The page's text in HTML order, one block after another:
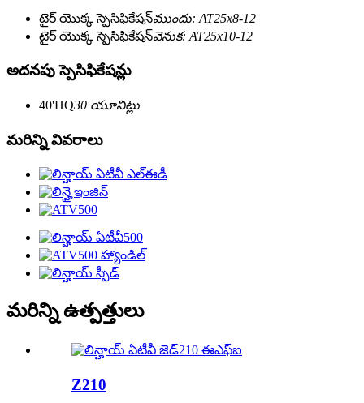
టైర్ యొక్క స్పెసిఫికేషన్ముందు: AT25x8-12
టైర్ యొక్క స్పెసిఫికేషన్వెనుక: AT25x10-12
అదనపు స్పెసిఫికేషన్లు
40'HQ30 యూనిట్లు
మరిన్ని వివరాలు
మరిన్ని ఉత్పత్తులు
Z210